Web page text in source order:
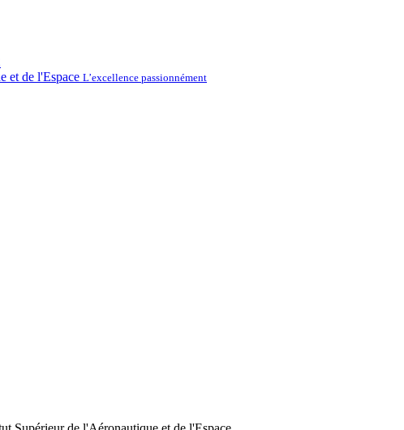
L’excellence passionnément